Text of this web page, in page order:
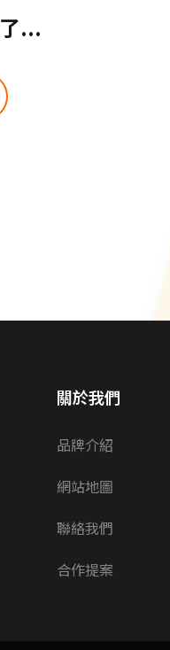
...
關於我們
品牌介紹
網站地圖
聯絡我們
合作提案